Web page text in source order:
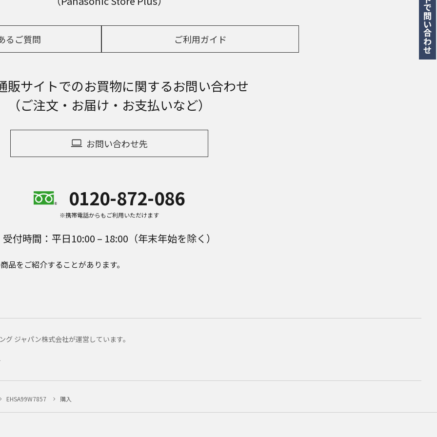
るご質問 ご利用ガイド
販サイトでのお買物に関するお問い合わせ
（ご注文・お届け・お支払いなど）
お問い合わせ先
0120-872-086
※携帯電話からもご利用いただけます
受付時間：平日10:00 – 18:00（年末年始を除く）
品をご紹介することがあります。
ジャパン株式会社が運営しています。
EHSA99W7857 購入